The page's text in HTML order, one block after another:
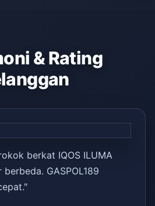
& Rating
berkat IQOS ILUMA
GASPOL189